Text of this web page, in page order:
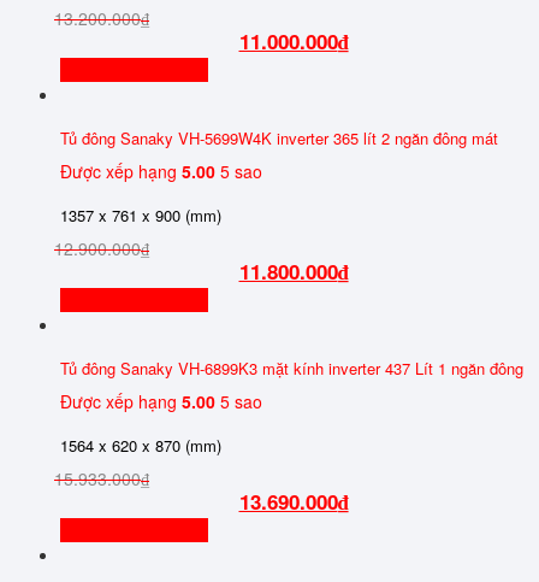
13.200.000₫
11.000.000₫
Tủ đông Sanaky VH-5699W4K inverter 365 lít 2 ngăn đông mát
Được xếp hạng 5.00 5 sao
1357 x 761 x 900 (mm)
12.900.000₫
11.800.000₫
Tủ đông Sanaky VH-6899K3 mặt kính inverter 437 Lít 1 ngăn đông
Được xếp hạng 5.00 5 sao
1564 x 620 x 870 (mm)
15.933.000₫
13.690.000₫